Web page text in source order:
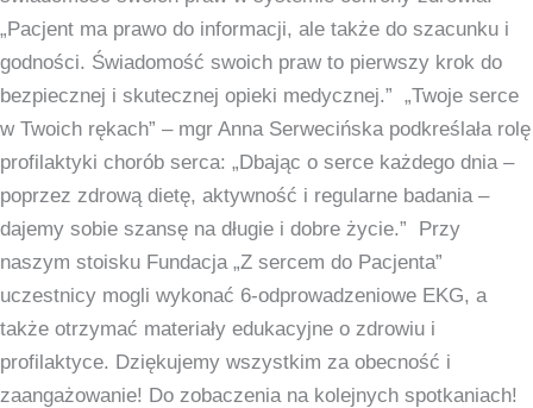
„Pacjent ma prawo do informacji, ale także do szacunku i
godności. Świadomość swoich praw to pierwszy krok do
bezpiecznej i skutecznej opieki medycznej.” „Twoje serce
w Twoich rękach” – mgr Anna Serwecińska podkreślała rolę
profilaktyki chorób serca: „Dbając o serce każdego dnia –
poprzez zdrową dietę, aktywność i regularne badania –
dajemy sobie szansę na długie i dobre życie.” Przy
naszym stoisku Fundacja „Z sercem do Pacjenta”
uczestnicy mogli wykonać 6-odprowadzeniowe EKG, a
także otrzymać materiały edukacyjne o zdrowiu i
profilaktyce. Dziękujemy wszystkim za obecność i
zaangażowanie! Do zobaczenia na kolejnych spotkaniach!